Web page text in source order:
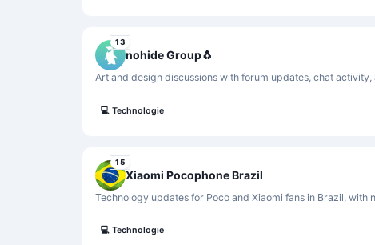
13
nohide Group🐧
Art and design discussions with forum updates, chat
💻 Technologie
15
Xiaomi Pocophone Brazil
Technology updates for Poco and Xiaomi fans in Brazil, with
💻 Technologie